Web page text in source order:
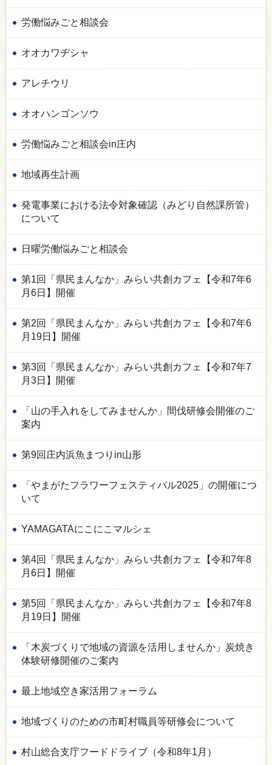
労働悩みごと相談会
オオカワヂシャ
アレチウリ
オオハンゴンソウ
労働悩みごと相談会in庄内
地域再生計画
発電事業における法令対象確認（みどり自然課所管）
について
日曜労働悩みごと相談会
第1回「県民まんなか」みらい共創カフェ【令和7年6
月6日】開催
第2回「県民まんなか」みらい共創カフェ【令和7年6
月19日】開催
第3回「県民まんなか」みらい共創カフェ【令和7年7
月3日】開催
「山の手入れをしてみませんか」間伐研修会開催のご
案内
第9回庄内浜魚まつりin山形
「やまがたフラワーフェスティバル2025」の開催につ
いて
YAMAGATAにこにこマルシェ
第4回「県民まんなか」みらい共創カフェ【令和7年8
月6日】開催
第5回「県民まんなか」みらい共創カフェ【令和7年8
月19日】開催
「木炭づくりで地域の資源を活用しませんか」炭焼き
体験研修開催のご案内
最上地域空き家活用フォーラム
地域づくりのための市町村職員等研修会について
村山総合支庁フードドライブ（令和8年1月）